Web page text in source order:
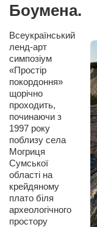
Здоровье
Сам себе доктор
Активный отдых
Курьезы
Досье
Арт-менеджеры
Лариса
Орест
Тамара
Елена
Боумена.
Всеукраїнський
ленд-арт
симпозіум
«Простір
покордоння»
щорічно
проходить,
починаючи з
1997 року
поблизу села
Могриця
Сумської
області на
крейдяному
плато біля
археологічного
простору